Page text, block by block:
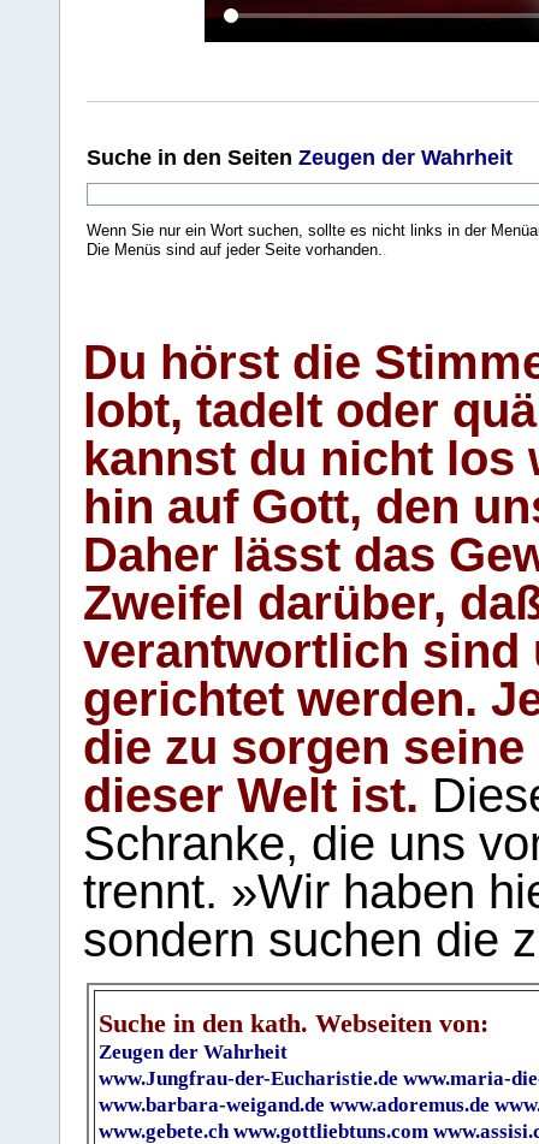
Suche in den Seiten Zeugen der Wahrheit
Wenn Sie nur ein Wort suchen, sollte es nicht links in der
Die Menüs sind auf jeder Seite vorhanden.
Du hörst die
lobt, tadelt oder
kannst du nicht los
hin auf Gott, den
Daher lässt das
Zweifel darüber,
verantwortlich sind
gerichtet werden.
die zu sorgen
dieser Welt ist.
Schranke, die uns
trennt. »Wir haben
sondern suchen die
Suche in den kath. Webseiten von:
Zeugen der Wahrheit
www.Jungfrau-der-Eucharistie.de www.maria-
www.barbara-weigand.de www.adoremus.de
www.gebete.ch www.gottliebtuns.com